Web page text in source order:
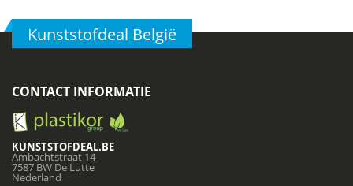
Kunststofdeal België
CONTACT INFORMATIE
KUNSTSTOFDEAL.BE
Ambachtstraat 14
7587 BW De Lutte
Nederland